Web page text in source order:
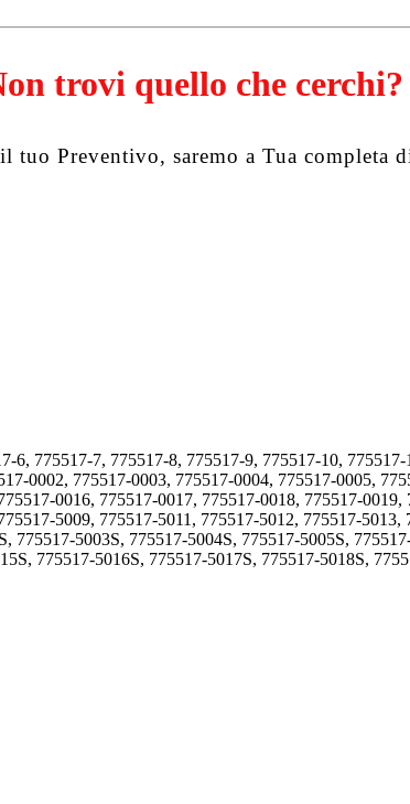
trovi quello che cerchi?
tuo Preventivo, saremo a Tua completa
6, 775517-7, 775517-8, 775517-9, 775517-10,
0002, 775517-0003, 775517-0004, 775517-0005,
0016, 775517-0017, 775517-0018, 775517-
5009, 775517-5011, 775517-5012, 775517-
775517-5003S, 775517-5004S, 775517-5005S,
775517-5016S, 775517-5017S, 775517-5018S,